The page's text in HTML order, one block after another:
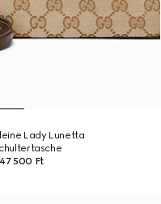
Lady Lunetta
500 Ft